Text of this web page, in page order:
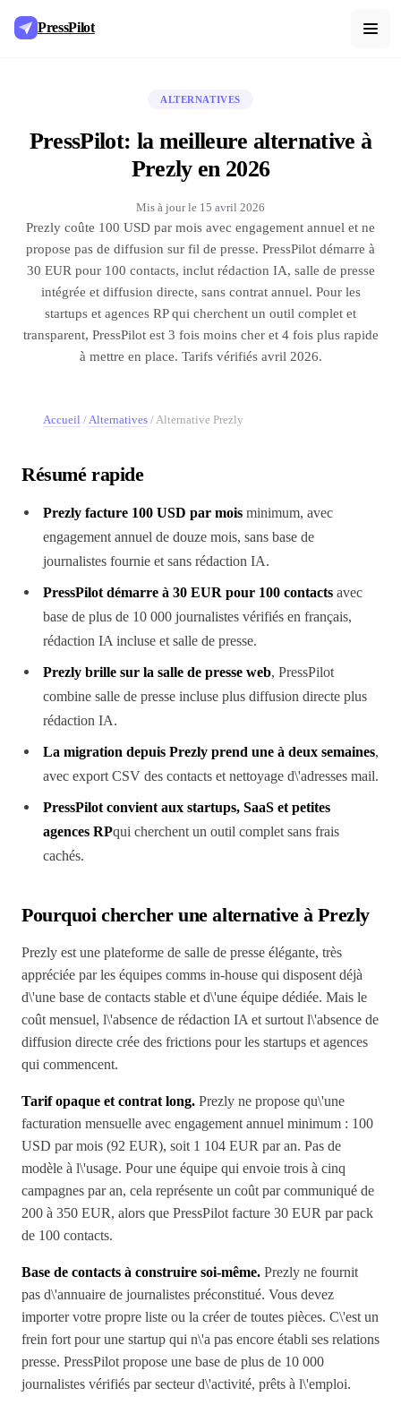
PressPilot
ALTERNATIVES
PressPilot: la meilleure alternative à
Prezly en 2026
Mis à jour le 15 avril 2026
Prezly coûte 100 USD par mois avec engagement annuel et ne
propose pas de diffusion sur fil de presse. PressPilot démarre à
30 EUR pour 100 contacts, inclut rédaction IA, salle de presse
intégrée et diffusion directe, sans contrat annuel. Pour les
startups et agences RP qui cherchent un outil complet et
transparent, PressPilot est 3 fois moins cher et 4 fois plus rapide
à mettre en place. Tarifs vérifiés avril 2026.
Accueil /Alternatives /Alternative Prezly
Résumé rapide
Prezly facture 100 USD par mois minimum, avec
engagement annuel de douze mois, sans base de
journalistes fournie et sans rédaction IA.
PressPilot démarre à 30 EUR pour 100 contacts avec
base de plus de 10 000 journalistes vérifiés en français,
rédaction IA incluse et salle de presse.
Prezly brille sur la salle de presse web, PressPilot
combine salle de presse incluse plus diffusion directe plus
rédaction IA.
La migration depuis Prezly prend une à deux semaines,
avec export CSV des contacts et nettoyage d\'adresses mail.
PressPilot convient aux startups, SaaS et petites
agences RPqui cherchent un outil complet sans frais
cachés.
Pourquoi chercher une alternative à Prezly
Prezly est une plateforme de salle de presse élégante, très
appréciée par les équipes comms in-house qui disposent déjà
d\'une base de contacts stable et d\'une équipe dédiée. Mais le
coût mensuel, l\'absence de rédaction IA et surtout l\'absence de
diffusion directe crée des frictions pour les startups et agences
qui commencent.
Tarif opaque et contrat long. Prezly ne propose qu\'une
facturation mensuelle avec engagement annuel minimum : 100
USD par mois (92 EUR), soit 1 104 EUR par an. Pas de
modèle à l\'usage. Pour une équipe qui envoie trois à cinq
campagnes par an, cela représente un coût par communiqué de
200 à 350 EUR, alors que PressPilot facture 30 EUR par pack
de 100 contacts.
Base de contacts à construire soi-même. Prezly ne fournit
pas d\'annuaire de journalistes préconstitué. Vous devez
importer votre propre liste ou la créer de toutes pièces. C\'est un
frein fort pour une startup qui n\'a pas encore établi ses relations
presse. PressPilot propose une base de plus de 10 000
journalistes vérifiés par secteur d\'activité, prêts à l\'emploi.